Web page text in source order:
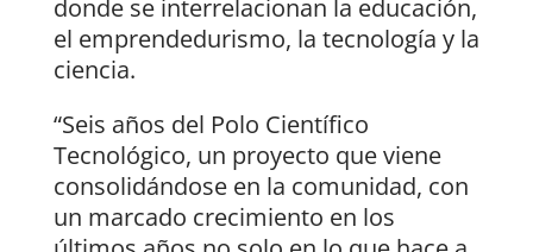
donde se interrelacionan la educación,
el emprendedurismo, la tecnología y la
ciencia.
“Seis años del Polo Científico
Tecnológico, un proyecto que viene
consolidándose en la comunidad, con
un marcado crecimiento en los